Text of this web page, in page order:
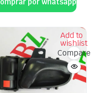
Add to
wishlist
Compare